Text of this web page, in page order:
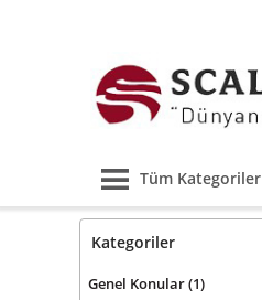
Tüm Kategoriler
Kategoriler
Genel Konular(1)